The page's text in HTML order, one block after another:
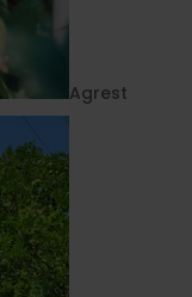
Agrest